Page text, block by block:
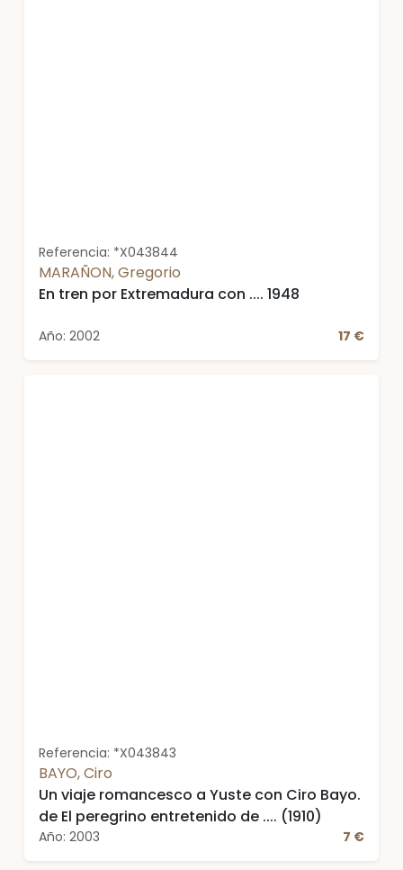
Referencia: *X043844
MARAÑON, Gregorio
En tren por Extremadura con .... 1948
Año: 2002 17 €
Referencia: *X043843
BAYO, Ciro
Un viaje romancesco a Yuste con Ciro Bayo.
de El peregrino entretenido de .... (1910)
Año: 2003 7 €